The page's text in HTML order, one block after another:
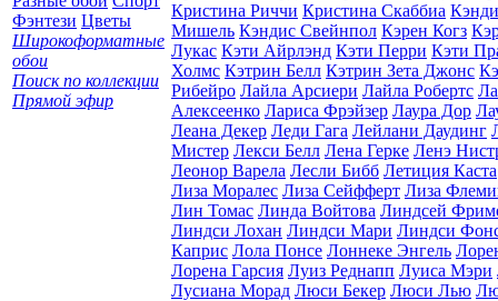
Фэнтези Цветы
Широкоформатные
обои
Поиск по коллекции
Прямой эфир
Кристина Риччи Кристина Скаббиа
Мишель Кэндис Свейнпол Кэрен Когз
Лукас Кэти Айрлэнд Кэти Перри Кэти
Холмс Кэтрин Белл Кэтрин Зета Джонс
Рибейро Лайла Арсиери Лайла Робертс
Алексеенко Лариса Фрэйзер Лаура Дор
Леана Декер Леди Гага Лейлани Даудинг
Мистер Лекси Белл Лена Герке Ленэ
Леонор Варела Лесли Бибб Летиция Каста
Лиза Моралес Лиза Сейфферт Лиза
Лин Томас Линда Войтова Линдсей
Линдси Лохан Линдси Мари Линдси
Каприс Лола Понсе Лоннеке Энгель
Лорена Гарсия Луиз Реднапп Луиса Мэри
Лусиана Морад Люси Бекер Люси Лью